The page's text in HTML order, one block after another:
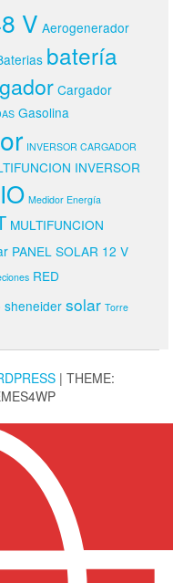
V Aerogenerador
batería
Cargador
Gasolina
INVERSOR CARGADOR
INVERSOR
Medidor Energía
MULTIFUNCION
PANEL SOLAR 12 V
RED
sheneider solar Torre
| THEME: